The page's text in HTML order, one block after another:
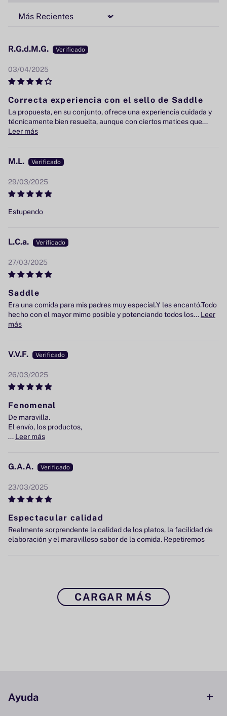
Sort by
03/04/2025
R.G.d.M.G.
Correcta experiencia con el sello de Saddle
La propuesta, en su conjunto, ofrece una experiencia cuidada y
técnicamente bien resuelta, aunque con ciertos matices que...
Leer más
29/03/2025
M.L.
Estupendo
27/03/2025
L.C.a.
Saddle
Era una comida para mis padres muy especial.Y les encantó.Todo
hecho con el mayor mimo posible y potenciando todos los... Leer
más
26/03/2025
V.V.F.
Fenomenal
De maravilla.
El envío, los productos,
... Leer más
23/03/2025
G.A.A.
Espectacular calidad
Realmente sorprendente la calidad de los platos, la facilidad de
elaboración y el maravilloso sabor de la comida. Repetiremos
CARGAR MÁS
Ayuda